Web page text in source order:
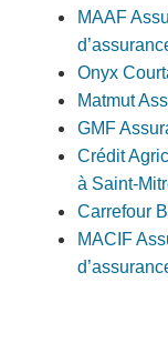
MAAF
Onyx
Matmut
GMF
Crédit
à Saint-
Carrefour
MACIF